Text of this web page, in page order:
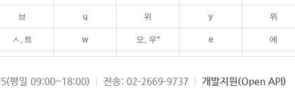
브 ɥ 위 y 위
ㅅ, 트 w 오, 우* e 에
ㄱ, 크 ɛ 에
평일 09:00~18:00) 전송: 02-2669-9737 개발지원(Open API)